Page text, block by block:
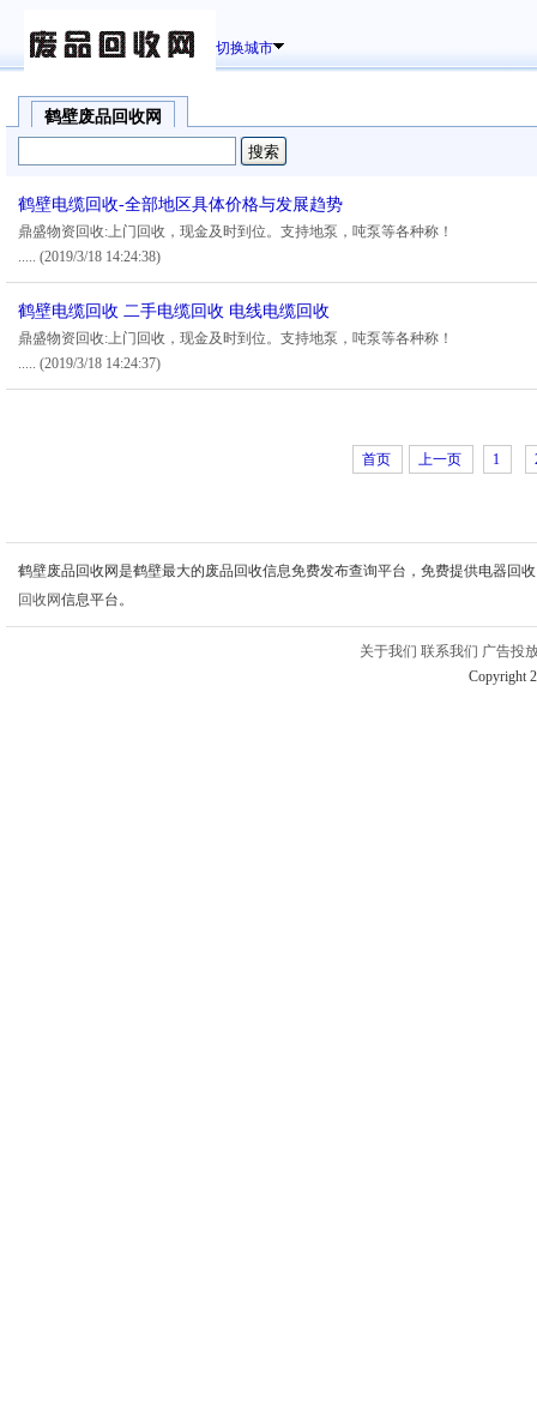
切换城市
鹤壁废品回收网
鹤壁电缆回收-全部地区具体价格与发展趋势
鼎盛物资回收:上门回收，现金及时到位。支持地泵，吨泵等各种称！
..... (2019/3/18 14:24:38)
鹤壁电缆回收 二手电缆回收 电线电缆回收
鼎盛物资回收:上门回收，现金及时到位。支持地泵，吨泵等各种称！
..... (2019/3/18 14:24:37)
首页 上一页 1
鹤壁废品回收网是鹤壁最大的废品回收信息免费发布查询平台，免费提供电器回
回收网信息平台。
关于我们 联系我们 广告投
Copyright